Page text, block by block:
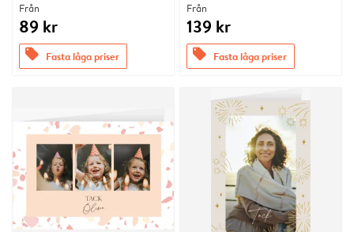
Från
89 kr
offers Fasta låga priser
Från
139 kr
offers Fasta låga priser